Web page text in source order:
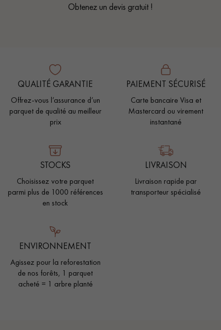
Obtenez un devis gratuit !
QUALITÉ GARANTIE
Offrez-vous l’assurance d’un
parquet de qualité au meilleur
prix
PAIEMENT SÉCURISÉ
Carte bancaire Visa et
Mastercard ou virement
instantané
STOCKS
Choisissez votre parquet
parmi plus de 1000 références
en stock
LIVRAISON
Livraison rapide par
transporteur spécialisé
ENVIRONNEMENT
Agissez pour la reforestation
de nos forêts, 1 parquet
acheté = 1 arbre planté